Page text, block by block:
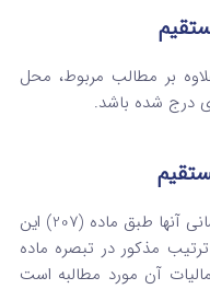
بر مطالب مربوط‌، محل
‌درج شده باشد.
در مورد مودیان مالیات مستغلات که نشانی آنها طبق ماده (207) این
‌مذکور در تبصره ماده
آن ‌مورد مطالبه است